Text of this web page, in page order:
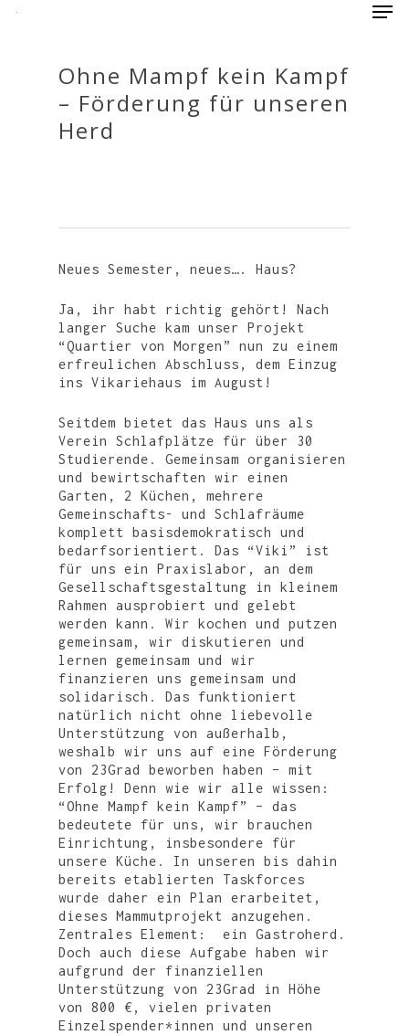
Hit enter to search or ESC to close
Ohne Mampf kein Kampf
– Förderung für unseren
Herd
Neues Semester, neues…. Haus?
Ja, ihr habt richtig gehört! Nach
langer Suche kam unser Projekt
“Quartier von Morgen” nun zu einem
erfreulichen Abschluss, dem Einzug
ins Vikariehaus im August!
Seitdem bietet das Haus uns als
Verein Schlafplätze für über 30
Studierende. Gemeinsam organisieren
und bewirtschaften wir einen
Garten, 2 Küchen, mehrere
Gemeinschafts- und Schlafräume
komplett basisdemokratisch und
bedarfsorientiert. Das “Viki” ist
für uns ein Praxislabor, an dem
Gesellschaftsgestaltung in kleinem
Rahmen ausprobiert und gelebt
werden kann. Wir kochen und putzen
gemeinsam, wir diskutieren und
lernen gemeinsam und wir
finanzieren uns gemeinsam und
solidarisch. Das funktioniert
natürlich nicht ohne liebevolle
Unterstützung von außerhalb,
weshalb wir uns auf eine Förderung
von 23Grad beworben haben – mit
Erfolg! Denn wie wir alle wissen:
“Ohne Mampf kein Kampf” – das
bedeutete für uns, wir brauchen
Einrichtung, insbesondere für
unsere Küche. In unseren bis dahin
bereits etablierten Taskforces
wurde daher ein Plan erarbeitet,
dieses Mammutprojekt anzugehen.
Zentrales Element: ein Gastroherd.
Doch auch diese Aufgabe haben wir
aufgrund der finanziellen
Unterstützung von 23Grad in Höhe
von 800 €, vielen privaten
Einzelspender*innen und unseren